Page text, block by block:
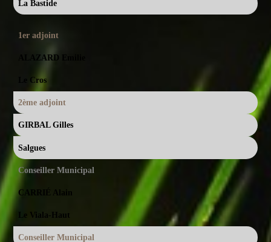
La Bastide
1er adjoint
ALAZARD Emilie
Le Cros
2ème adjoint
GIRBAL Gilles
Salgues
Conseiller Municipal
CARRIÉ Alain
Le Viala-Haut
Conseiller Municipal